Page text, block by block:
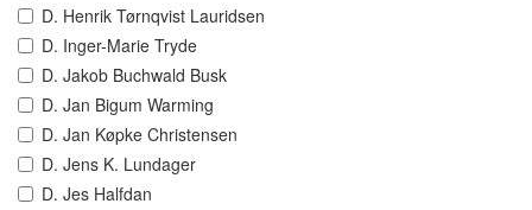
D. Henrik Tørnqvist Lauridsen
D. Inger-Marie Tryde
D. Jakob Buchwald Busk
D. Jan Bigum Warming
D. Jan Køpke Christensen
D. Jens K. Lundager
D. Jes Halfdan